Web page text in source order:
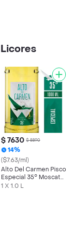
Licores
$ 7630 $ 8890
14%
($7.63/ml)
Alto Del Carmen Pisco
Especial 35° Moscatel
100% Uvas Finas 1 L
1 X 1.0 L